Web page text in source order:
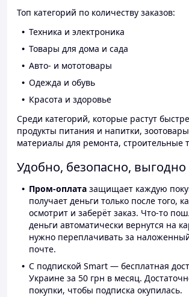
Топ категорий по количеству заказов:
Техника и электроника
Товары для дома и сада
Авто- и мототовары
Одежда и обувь
Красота и здоровье
Среди категорий, которые растут
продукты питания и напитки,
материалы для ремонта, строительные
Удобно, безопасно, выгодно
Пром-оплата защищает каждую
получает деньги только после того,
осмотрит и заберёт заказ. Что-то
деньги автоматически вернутся на
нужно переплачивать за
почте.
С подпиской Smart — бесплатная
Украине за 50 грн в месяц.
покупки, чтобы подписка окупилась.